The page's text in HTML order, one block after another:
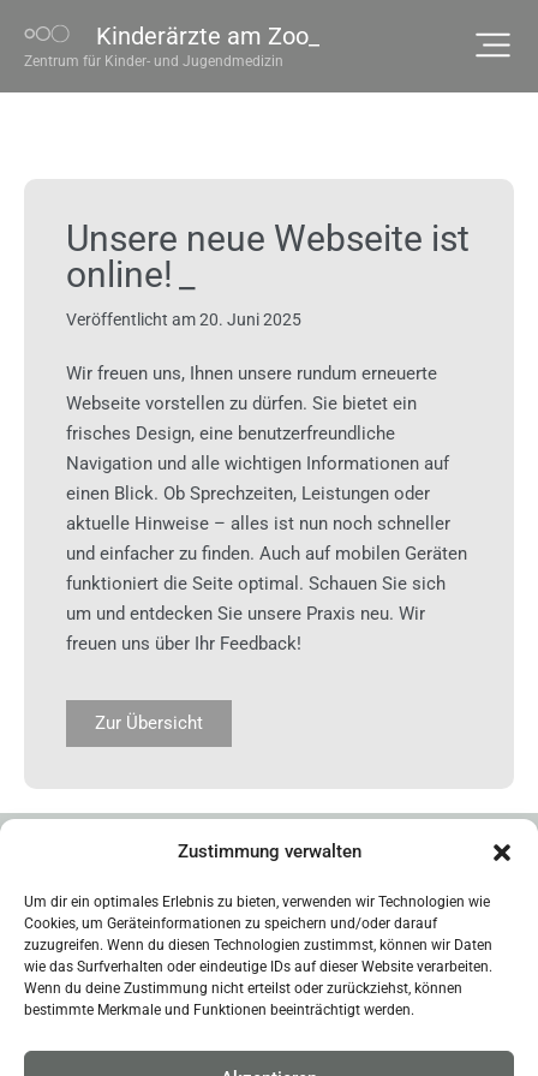
Zustimmung verwalten
Um dir ein optimales Erlebnis zu bieten, verwenden wir Technologien wie
Cookies, um Geräteinformationen zu speichern und/oder darauf
zuzugreifen. Wenn du diesen Technologien zustimmst, können wir Daten
wie das Surfverhalten oder eindeutige IDs auf dieser Website verarbeiten.
Wenn du deine Zustimmung nicht erteilst oder zurückziehst, können
bestimmte Merkmale und Funktionen beeinträchtigt werden.
Kinderärzte am Zoo_
Zentrum für Kinder- und Jugendmedizin
Unsere neue Webseite ist
online!
Veröffentlicht am20. Juni 2025
Wir freuen uns, Ihnen unsere rundum erneuerte
Webseite vorstellen zu dürfen. Sie bietet ein
frisches Design, eine benutzerfreundliche
Navigation und alle wichtigen Informationen auf
einen Blick. Ob Sprechzeiten, Leistungen oder
aktuelle Hinweise – alles ist nun noch schneller
und einfacher zu finden. Auch auf mobilen Geräten
funktioniert die Seite optimal. Schauen Sie sich
um und entdecken Sie unsere Praxis neu. Wir
freuen uns über Ihr Feedback!
Zur Übersicht
Kinderärzte am Zoo_
und Jugendmedizin